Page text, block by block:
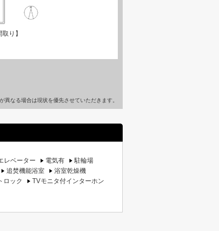
り】
なる場合は現状を優先させていただきます。
レベーター 電気有
駐輪場
追焚機能浴室
浴室乾燥機
ロック
TVモニタ付インターホン